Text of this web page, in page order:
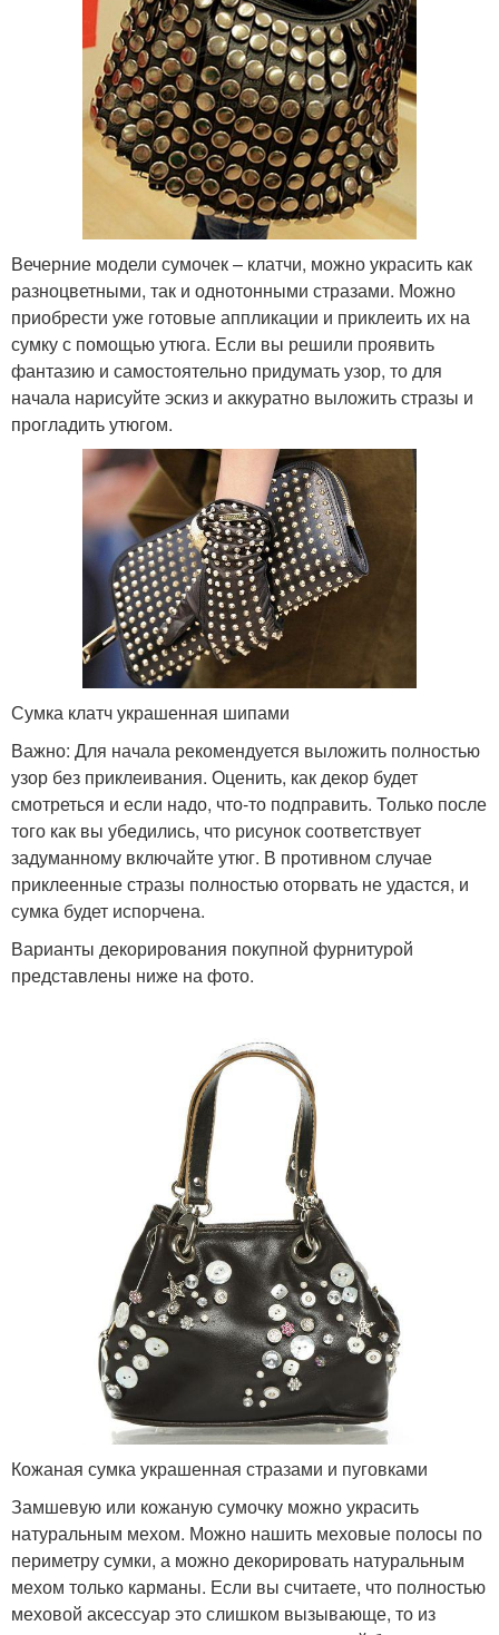
Вечерние модели сумочек – клатчи, можно украсить как
разноцветными, так и однотонными стразами. Можно
приобрести уже готовые аппликации и приклеить их на
сумку с помощью утюга. Если вы решили проявить
фантазию и самостоятельно придумать узор, то для
начала нарисуйте эскиз и аккуратно выложить стразы и
прогладить утюгом.
Сумка клатч украшенная шипами
Важно: Для начала рекомендуется выложить полностью
узор без приклеивания. Оценить, как декор будет
смотреться и если надо, что-то подправить. Только после
того как вы убедились, что рисунок соответствует
задуманному включайте утюг. В противном случае
приклеенные стразы полностью оторвать не удастся, и
сумка будет испорчена.
Варианты декорирования покупной фурнитурой
представлены ниже на фото.
Кожаная сумка украшенная стразами и пуговками
Замшевую или кожаную сумочку можно украсить
натуральным мехом. Можно нашить меховые полосы по
периметру сумки, а можно декорировать натуральным
мехом только карманы. Если вы считаете, что полностью
меховой аксессуар это слишком вызывающе, то из